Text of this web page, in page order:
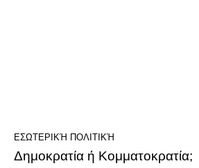
ΕΣΩΤΕΡΙΚΉ ΠΟΛΙΤΙΚΉ
Δημοκρατία ή Κομματοκρατία;